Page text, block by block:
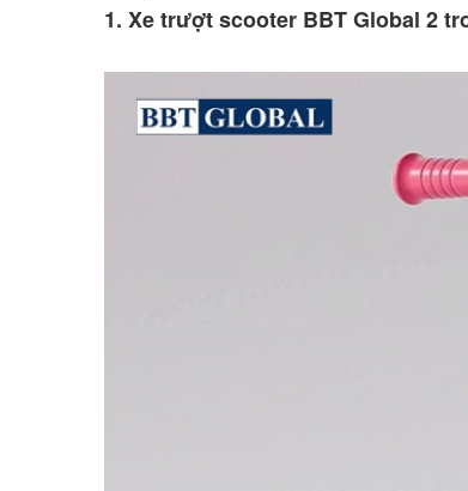
1. Xe trượt scooter BBT Global 2